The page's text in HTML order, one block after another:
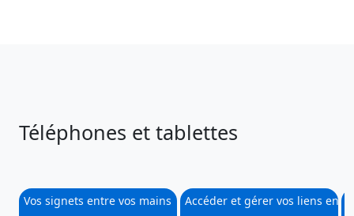
Téléphones et tablettes
Vos signets entre vos mains Accéder et gérer vos liens en